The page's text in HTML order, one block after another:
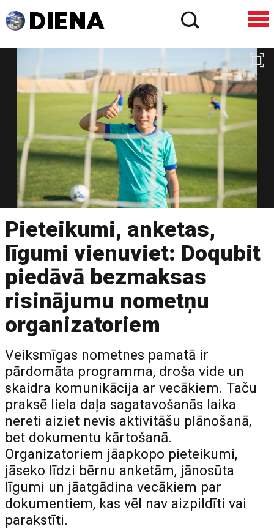
Pieteikumi, anketas,
līgumi vienuviet: Doqubit
piedāvā bezmaksas
risinājumu nometņu
organizatoriem
Veiksmīgas nometnes pamatā ir
pārdomāta programma, droša vide un
skaidra komunikācija ar vecākiem. Taču
praksē liela daļa sagatavošanās laika
nereti aiziet nevis aktivitāšu plānošanā,
bet dokumentu kārtošanā.
Organizatoriem jāapkopo pieteikumi,
jāseko līdzi bērnu anketām, jānosūta
līgumi un jāatgādina vecākiem par
dokumentiem, kas vēl nav aizpildīti vai
parakstīti.